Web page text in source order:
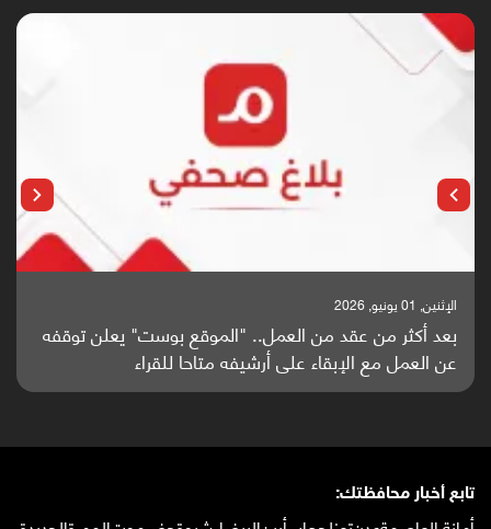
الإثنين, 25 مايو, 2026
باحثون من اليمن يدخلون سباق أبحاث ألزهايمر بدراسة
واعدة منشورة عالميا (ترجمة)
تابع أخبار محافظتك: